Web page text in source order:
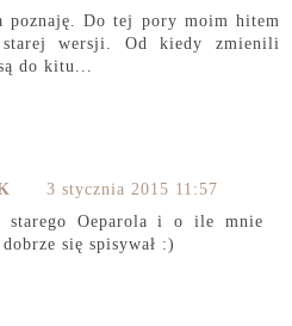
poznaję. Do tej pory moim hitem
wersji. Od kiedy zmienili
do kitu...
3 stycznia 2015 11:57
starego Oeparola i o ile mnie
się spisywał :)